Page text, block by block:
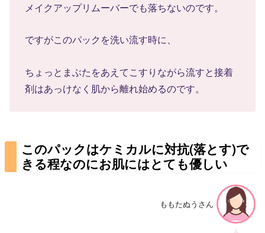
メイクアップリムーバーでも落ちないのです。
ですがこのパックを洗い流す時に、
ちょっとまぶたをあえてこすりながら流すと接着
剤はあっけなく肌から離れ始めるのです。
このパックはケミカルに対抗(落とす)で
きる程なのにお肌にはとても優しい
ももたぬうさん